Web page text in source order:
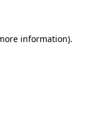
information).